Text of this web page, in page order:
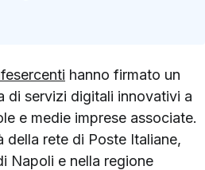
hanno firmato un
di servizi digitali innovativi a
e medie imprese associate.
della rete di Poste Italiane,
Napoli e nella regione